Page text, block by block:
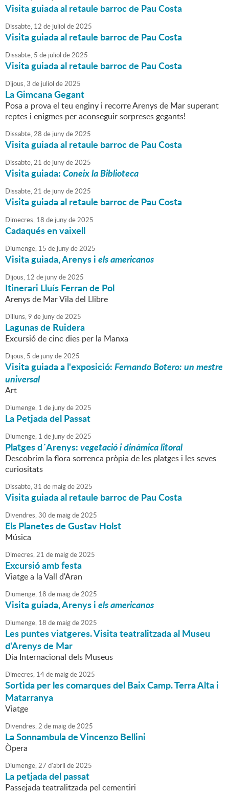
Visita guiada al retaule barroc de Pau Costa
Dissabte, 12 de juliol de2025
Visita guiada al retaule barroc de Pau Costa
Dissabte, 5 de juliol de2025
Visita guiada al retaule barroc de Pau Costa
Dijous,3 de juliol de2025
La Gimcana Gegant
Posa a prova el teu enginy i recorre Arenys de Mar superant
reptes i enigmes per aconseguir sorpreses gegants!
Dissabte,28 de junyde2025
Visita guiada al retaule barroc de Pau Costa
Dissabte,21 de junyde2025
Visita guiada:Coneix la Biblioteca
Dissabte,21 de junyde2025
Visita guiada al retaule barroc de Pau Costa
Dimecres, 18 de junyde2025
Cadaqués en vaixell
Diumenge, 15 de junyde2025
Visita guiada, Arenys iels americanos
Dijous, 12 de junyde2025
Itinerari Lluís Ferran de Pol
Arenys de Mar Vila del Llibre
Dilluns,9 de junyde2025
Lagunas de Ruidera
Excursió de cinc dies per la Manxa
Dijous, 5 de junyde2025
Visita guiada a l'exposició:Fernando Botero: un mestre
universal
Art
Diumenge, 1 de junyde2025
La Petjada del Passat
Diumenge, 1 de junyde2025
Platges d´Arenys:vegetació i dinàmica litoral
Descobrim la flora sorrenca pròpia de les platges i les seves
curiositats
Dissabte,31 de maigde2025
Visita guiada al retaule barroc de Pau Costa
Divendres,30 de maigde2025
Els Planetes de Gustav Holst
Música
Dimecres,21 de maigde2025
Excursió amb festa
Viatge a la Vall d'Aran
Diumenge, 18 de maigde2025
Visita guiada, Arenys ielsamericanos
Diumenge, 18 de maigde2025
Les puntes viatgeres. Visita teatralitzada al Museu
d'Arenys de Mar
Dia Internacional dels Museus
Dimecres, 14de maigde2025
Sortida per les comarques del Baix Camp. Terra Alta i
Matarranya
Viatge
Divendres,2 de maigde2025
La Sonnambula de Vincenzo Bellini
Òpera
Diumenge,27 d'abril de2025
La petjada del passat
Passejada teatralitzada pel cementiri